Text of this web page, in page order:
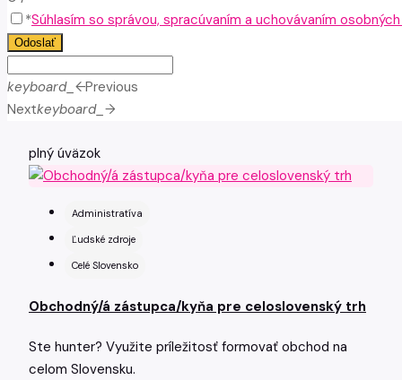
*Súhlasím so správou, spracúvaním a uchovávaním
Odoslať
keyboard_arrow_leftPrevious
Nextkeyboard_arrow_right
plný úväzok
Administratíva
Ľudské zdroje
Celé Slovensko
Obchodný/á zástupca/kyňa pre celoslovenský trh
Ste hunter? Využite príležitosť formovať obchod na
celom Slovensku.